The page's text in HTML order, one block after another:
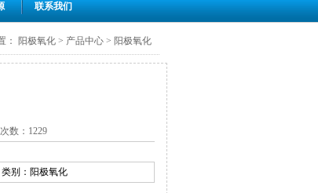
联系我们
： 阳极氧化 > 产品中心 > 阳极氧化
数： 1229
类别： 阳极氧化